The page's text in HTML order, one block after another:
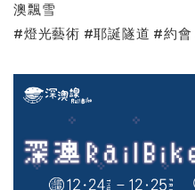
澳飄雪
#燈光藝術 #耶誕隧道 #約會